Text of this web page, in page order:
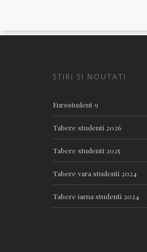
STIRI SI NOUTATI
Eurostudent 9
Tabere studenti 2026
Tabere studenti 2025
Tabere vara studenti 2024
Tabere iarna studenti 2024